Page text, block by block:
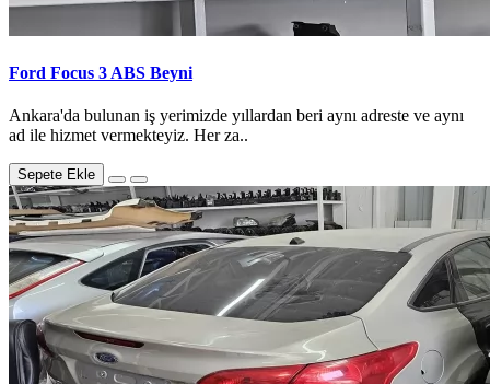
Ford Focus 3 ABS Beyni
Ankara'da bulunan iş yerimizde yıllardan beri aynı adreste ve aynı
ad ile hizmet vermekteyiz. Her za..
Sepete Ekle